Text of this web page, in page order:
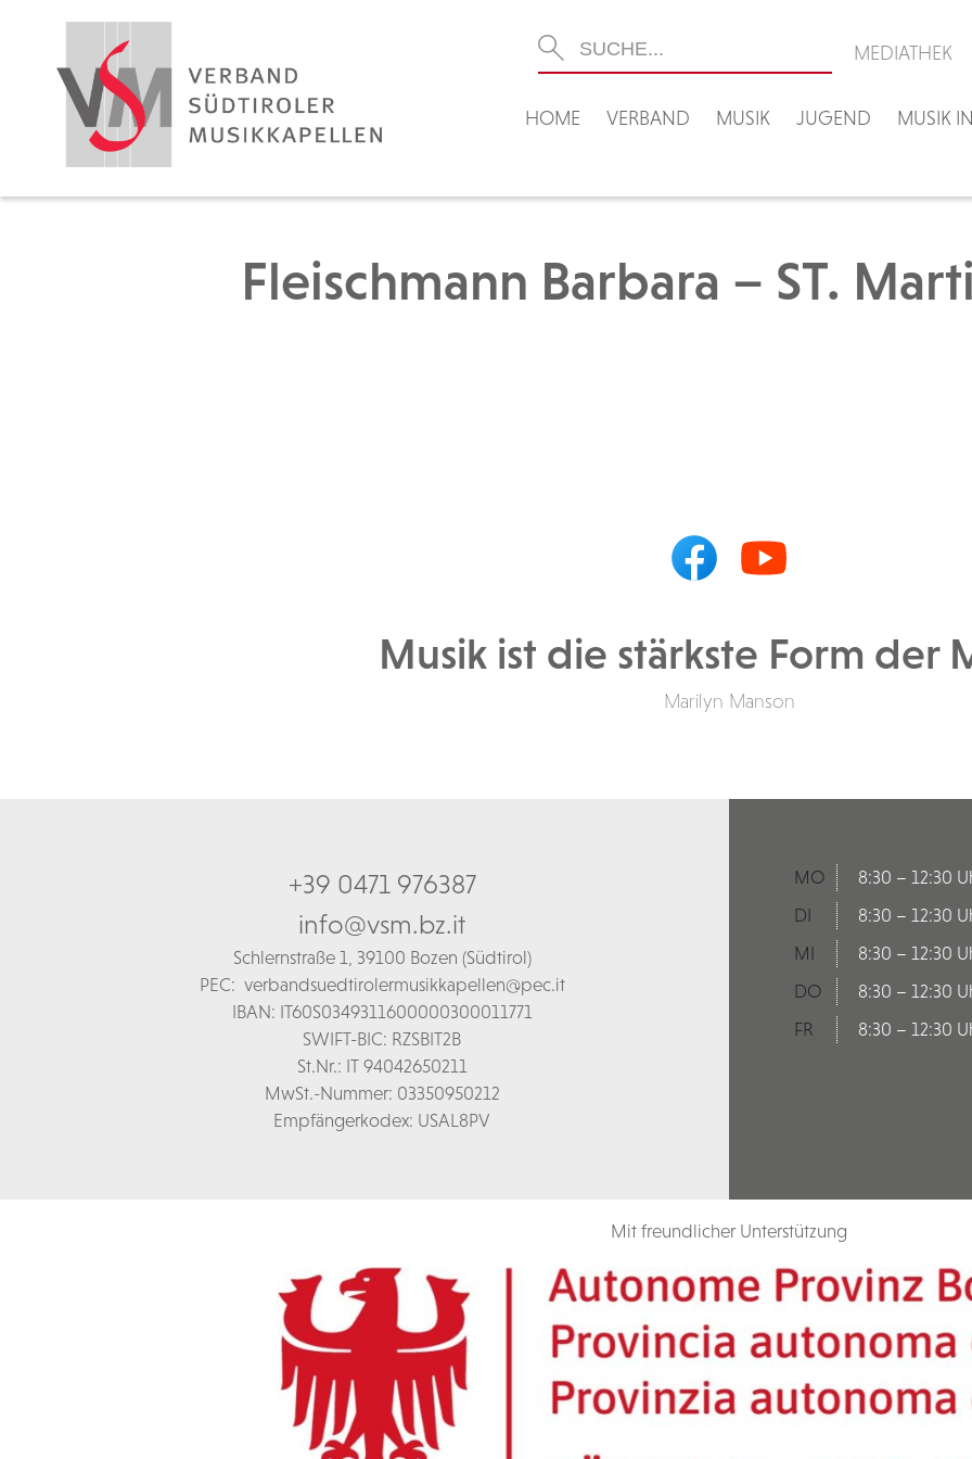
HOME VERBAND MUSIK JUGEND MUSIK
MEDIATHEK
Fleischmann Barbara – ST.
Musik ist die stärkste Form der
Marilyn Manson
+39 0471 976387
info@vsm.bz.it
Schlernstraße 1, 39100 Bozen (Südtirol)
PEC: verbandsuedtirolermusikkapellen@pec.it
IBAN: IT60S0349311600000300011771
SWIFT-BIC: RZSBIT2B
St.Nr.: IT 94042650211
MwSt.-Nummer: 03350950212
Empfängerkodex: USAL8PV
MO
8:30 – 12:30
DI
8:30 – 12:30
MI
8:30 – 12:30
DO
8:30 – 12:30
FR
8:30 – 12:30
Mit freundlicher Unterstützung